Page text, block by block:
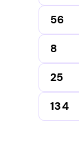
56
8
25
134